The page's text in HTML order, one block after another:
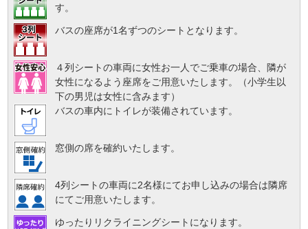
す。
バスの座席が1名ずつのシートとなります。
４列シートの車両に女性お一人でご乗車の場合、隣が
女性になるよう座席をご用意いたします。（小学生以
下の男児は女性に含みます）
バスの車内にトイレが装備されています。
窓側の席を確約いたします。
4列シートの車両に2名様にてお申し込みの場合は隣席
にてご用意いたします。
ゆったりリクライニングシートになります。